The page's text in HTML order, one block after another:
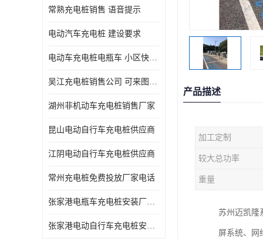
常熟充电桩销售 语音提示
电动汽车充电桩 建设要求
电动车充电桩电瓶车 小区快速电动自行车充电站
吴江充电桩销售公司 可来图定制
湖州非机动车充电桩销售厂家
昆山电动自行车充电桩供应商
江阴电动自行车充电桩供应商
常州充电桩免费投放厂家电话
张家港电瓶车充电桩安装厂家电话
张家港电动自行车充电桩安装供货商
产品描述
加工定制
较大总功率
重量
苏州迈凯隆
屏系统、网